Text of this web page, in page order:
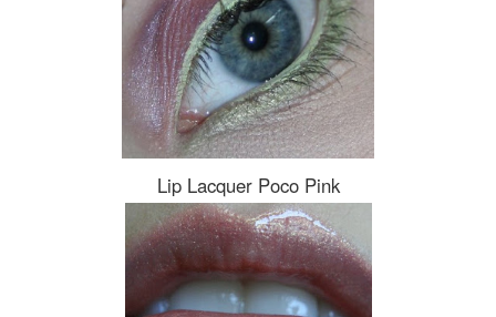
Lip Lacquer Poco Pink